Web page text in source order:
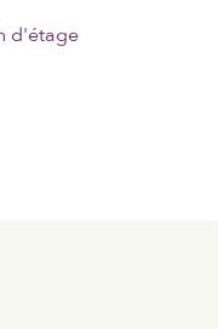
d'étage